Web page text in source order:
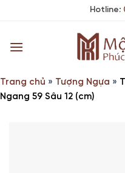
Hotline:
Trang chủ » Tượng Ngựa »
Ngang 59 Sâu 12 (cm)